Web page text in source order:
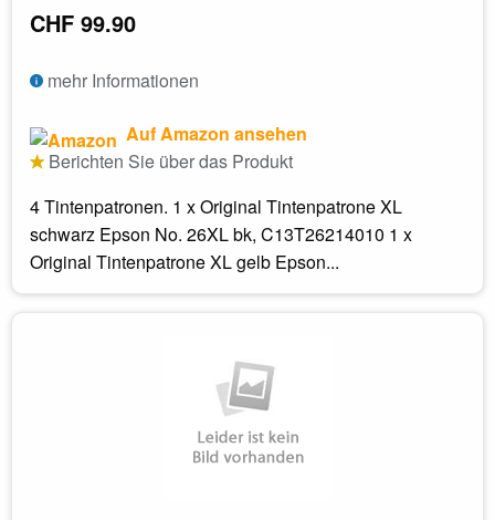
CHF 99.90
mehr Informationen
Auf Amazon ansehen
Berichten Sie über das Produkt
4 Tintenpatronen. 1 x Original Tintenpatrone XL
schwarz Epson No. 26XL bk, C13T26214010 1 x
Original Tintenpatrone XL gelb Epson...